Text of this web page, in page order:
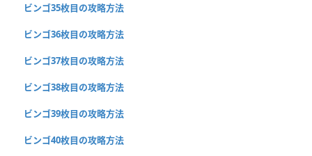
ビンゴ35枚目の攻略方法
ビンゴ36枚目の攻略方法
ビンゴ37枚目の攻略方法
ビンゴ38枚目の攻略方法
ビンゴ39枚目の攻略方法
ビンゴ40枚目の攻略方法